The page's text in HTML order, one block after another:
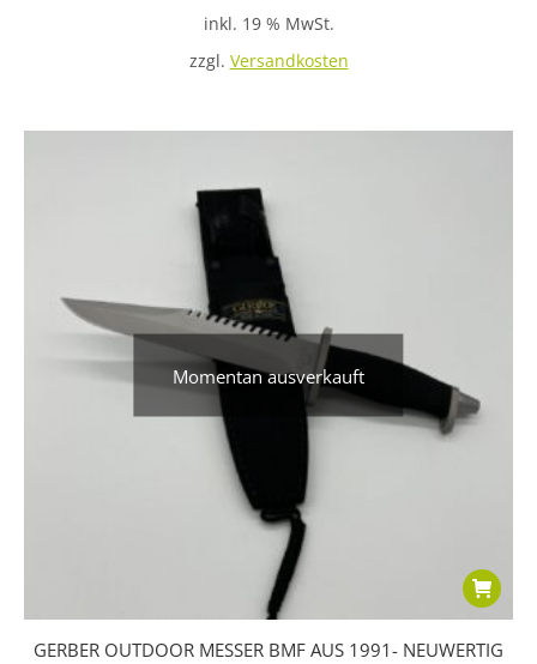
inkl. 19 % MwSt.
zzgl. Versandkosten
Momentan ausverkauft
GERBER OUTDOOR MESSER BMF AUS 1991- NEUWERTIG